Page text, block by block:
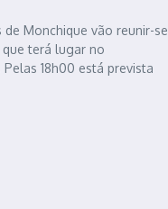
Monchique vão reunir-se
que terá lugar no
18h00 está prevista